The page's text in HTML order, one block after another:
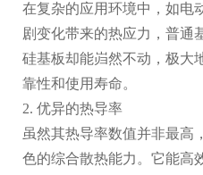
在复杂的应用环境中，如电
剧变化带来的热应力，普通
硅基板却能岿然不动，极大
靠性和使用寿命。
2. 优异的热导率
虽然其热导率数值并非最高
色的综合散热能力。它能高